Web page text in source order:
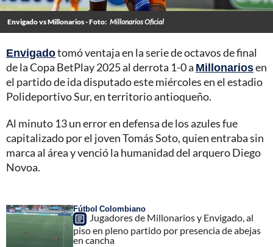
Envigado vs Millonarios - Foto: Millonarios Oficial
Envigadotomó ventaja en la serie de octavos de final
de la Copa BetPlay 2025 al derrota 1-0 a Millonariosen
el partido de ida disputado este miércoles en el estadio
Polideportivo Sur, en territorio antioqueño.
Al minuto 13 un error en defensa de los azules fue
capitalizado por el joven Tomás Soto, quien entraba sin
marca al área y venció la humanidad del arquero Diego
Novoa.
Fútbol Colombiano
Jugadores de Millonarios y Envigado, al
piso en pleno partido por presencia de abejas
en cancha